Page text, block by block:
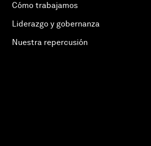
Cómo trabajamos
Liderazgo y gobernanza
Nuestra repercusión